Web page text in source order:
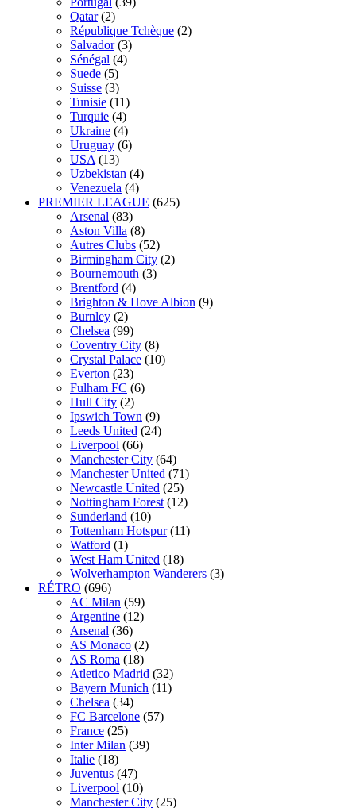
Qatar (2)
République Tchèque (2)
Salvador (3)
Sénégal (4)
Suede (5)
Suisse (3)
Tunisie (11)
Turquie (4)
Ukraine (4)
Uruguay (6)
USA (13)
Uzbekistan (4)
Venezuela (4)
PREMIER LEAGUE (625)
Arsenal (83)
Aston Villa (8)
Autres Clubs (52)
Birmingham City (2)
Bournemouth (3)
Brentford (4)
Brighton & Hove Albion (9)
Burnley (2)
Chelsea (99)
Coventry City (8)
Crystal Palace (10)
Everton (23)
Fulham FC (6)
Hull City (2)
Ipswich Town (9)
Leeds United (24)
Liverpool (66)
Manchester City (64)
Manchester United (71)
Newcastle United (25)
Nottingham Forest (12)
Sunderland (10)
Tottenham Hotspur (11)
Watford (1)
West Ham United (18)
Wolverhampton Wanderers (3)
RÉTRO (696)
AC Milan (59)
Argentine (12)
Arsenal (36)
AS Monaco (2)
AS Roma (18)
Atletico Madrid (32)
Bayern Munich (11)
Chelsea (34)
FC Barcelone (57)
France (25)
Inter Milan (39)
Italie (18)
Juventus (47)
Liverpool (10)
Manchester City (25)